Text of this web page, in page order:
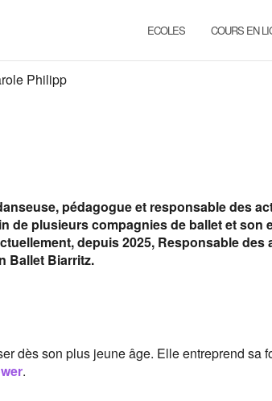
ECOLES COURS EN
Philipp
pédagogue et responsable des
de plusieurs compagnies de ballet et son
depuis 2025, Responsable
Ballet Biarritz.
dès son plus jeune âge. Elle entreprend sa
.